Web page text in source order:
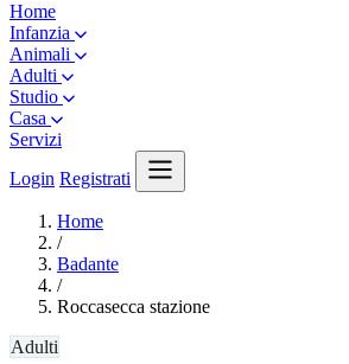
Home
Infanzia
Animali
Adulti
Studio
Casa
Servizi
Login Registrati
Home
/
Badante
/
Roccasecca stazione
Adulti